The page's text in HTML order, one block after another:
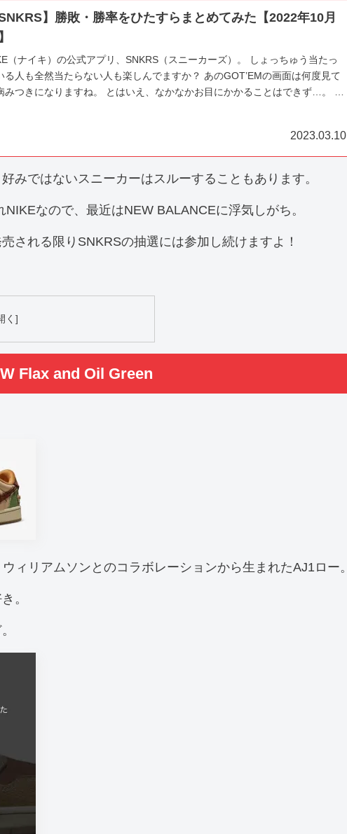
SNKRS】勝敗・勝率をひたすらまとめてみた【2022年10月
（ナイキ）の公式アプリ、SNKRS（スニーカーズ）。 しょっちゅう当たっ
る人も全然当たらない人も楽しんでますか？ あのGOT’EMの画面は何度見て
みつきになりますね。 とはいえ、なかなかお目にかかることはできず…。 勝
2023.03.10
みではないスニーカーはスルーすることもあります。
なので、最近はNEW BALANCEに浮気しがち。
される限りSNKRSの抽選には参加し続けますよ！
Flax and Oil Green
ィリアムソンとのコラボレーションから生まれたAJ1ロー。
。